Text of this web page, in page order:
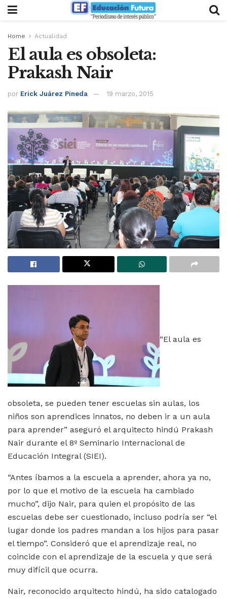
Home Actualidad
El aula es obsoleta:
Prakash Nair
por Erick Juárez Pineda 19 marzo, 2015
“El aula es
obsoleta, se pueden tener escuelas sin aulas, los
niños son aprendices innatos, no deben ir a un aula
para aprender” aseguró el arquitecto hindú Prakash
Nair durante el 8º Seminario Internacional de
Educación Integral (SIEI).
“Antes íbamos a la escuela a aprender, ahora ya no,
por lo que el motivo de la escuela ha cambiado
mucho”, dijo Nair, para quien el propósito de las
escuelas debe ser cuestionado, incluso podría ser “el
lugar donde los padres mandan a los hijos para pasar
el tiempo”. Consideró que el aprendizaje real, no
coincide con el aprendizaje de la escuela y que será
muy difícil que ocurra.
Nair, reconocido arquitecto hindú, ha sido catalogado